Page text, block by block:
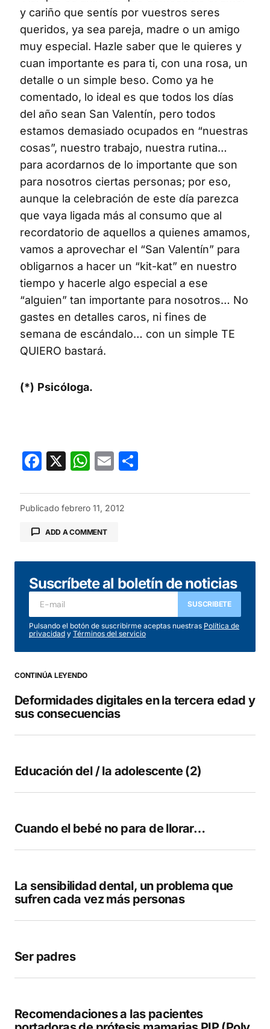
y cariño que sentís por vuestros seres
queridos, ya sea pareja, madre o un amigo
muy especial. Hazle saber que le quieres y
cuan importante es para ti, con una rosa, un
detalle o un simple beso. Como ya he
comentado, lo ideal es que todos los días
del año sean San Valentín, pero todos
estamos demasiado ocupados en “nuestras
cosas”, nuestro trabajo, nuestra rutina…
para acordarnos de lo importante que son
para nosotros ciertas personas; por eso,
aunque la celebración de este día parezca
que vaya ligada más al consumo que al
recordatorio de aquellos a quienes amamos,
vamos a aprovechar el “San Valentín” para
obligarnos a hacer un “kit-kat” en nuestro
tiempo y hacerle algo especial a ese
“alguien” tan importante para nosotros… No
gastes en detalles caros, ni fines de
semana de escándalo… con un simple TE
QUIERO bastará.
(*) Psicóloga.
Facebook
X WhatsApp
Email
Publicado febrero 11, 2012
ADD A COMMENT
Tu dirección de correo electrónico no será
publicada. Los campos obligatorios están
marcados con
Comentario*
Your Name*
en este navegador para la próxima vez que
Suscríbete al boletín de noticias
SUSCRIBETE
Pulsando el botón de suscribirme aceptas nuestras Política de
privacidad y Términos del servicio
CONTINÚA LEYENDO
Deformidades digitales en la tercera edad y
sus consecuencias
Educación del / la adolescente (2)
Cuando el bebé no para de llorar…
La sensibilidad dental, un problema que
sufren cada vez más personas
Ser padres
Recomendaciones a las pacientes